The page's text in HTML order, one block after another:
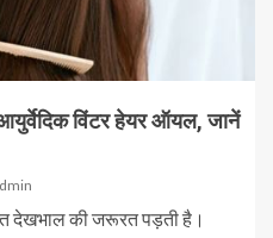
विंटर हेयर ऑयल, जानें
देखभाल की जरूरत पड़ती है।